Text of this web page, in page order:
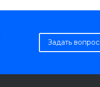
Задать вопрос